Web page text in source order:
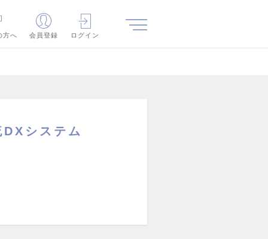
方へ 会員登録 ログイン
システム